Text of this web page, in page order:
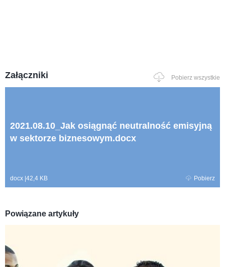
Załączniki Pobierz wszystkie
2021.08.10_Jak osiągnąć neutralność emisyjną
w sektorze biznesowym.docx
docx 42,4 KB Pobierz
Powiązane artykuły